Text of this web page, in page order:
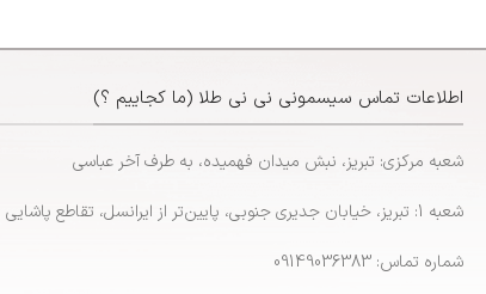
اطلاعات تماس سیسمونی نی نی طلا (ما کجاییم ؟)
شعبه مرکزی: تبریز، نبش میدان فهمیده، به طرف آخر عباسی
شعبه 1: تبریز، خیابان جدیری جنوبی، پایین‌تر از ایرانسل، تقاطع پاشایی
شماره تماس: 09149036383